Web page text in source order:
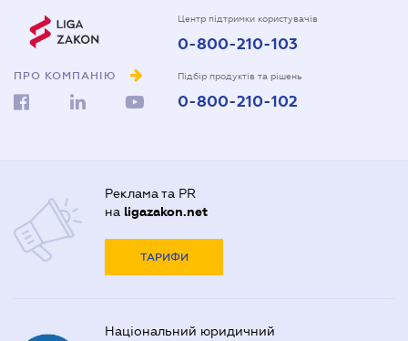
ПРО КОМПАНІЮ
Центр підтримки користувачів
0-800-210-103
Підбір продуктів та рішень
0-800-210-102
Реклама та PR
на ligazakon.net
ТАРИФИ
Національний юридичний